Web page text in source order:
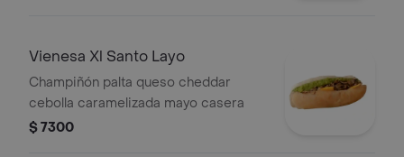
Vienesa Xl Santo Layo
Champiñón palta queso cheddar
cebolla caramelizada mayo casera
$ 7300